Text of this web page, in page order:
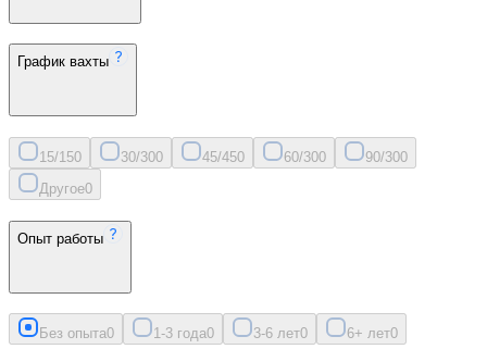
График вахты
15/150 30/300 45/450 60/300 90/300
Другое0
Опыт работы
Без опыта0 1-3 года0 3-6 лет0 6+ лет0